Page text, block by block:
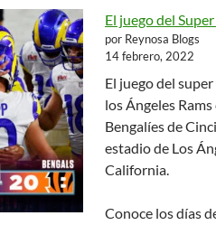
El juego del Super
por Reynosa Blogs
14 febrero, 2022
El juego del
los Ángeles
Bengalíes de
estadio de Los
California.
Conoce los días